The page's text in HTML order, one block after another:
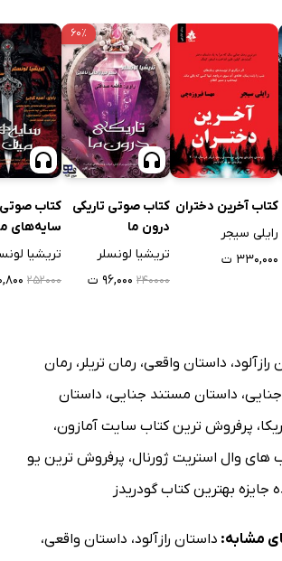
کتاب آخرین دختران
رایلی سیجر
۳۳۰,۰۰۰ ت
۶۰٪
کتاب صوتی تاریکی
درون ما
تریشیا لونسلر
۲۴۰۰۰۰ ۹۶,۰۰۰ ت
کتاب صوتی
سایه‌های
تریشیا
۲۵۲۰۰۰
رازآلود، داستان واقعی، رمان تریلر ، رمان
، داستان مستند جنایی، داستان
، پرفروش ترین کتاب سایت آمازون،
های وال استریت ژورنال، پرفروش ترین یو
جایزه بهترین کتاب گودریدز
مشابه: داستان رازآلود، داستان واقعی،